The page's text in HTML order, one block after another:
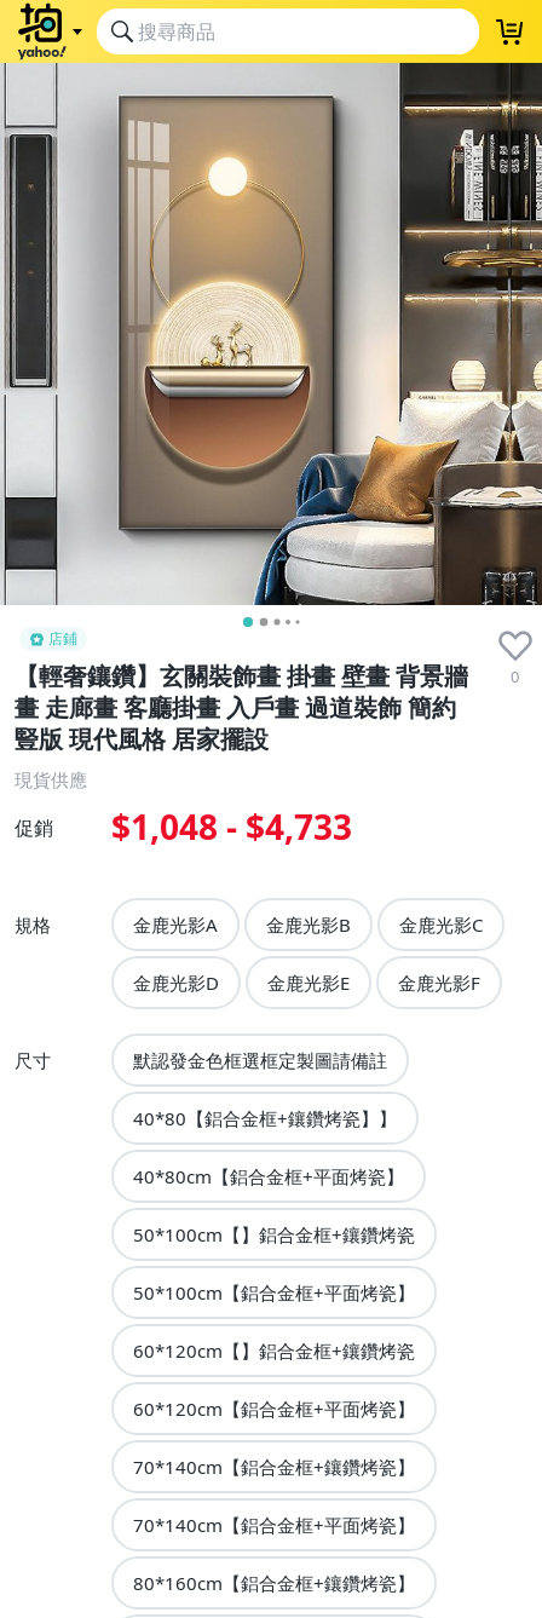
店鋪
【輕奢鑲鑽】玄關裝飾畫 掛畫 壁畫 背景牆
畫 走廊畫 客廳掛畫 入戶畫 過道裝飾 簡約
豎版 現代風格 居家擺設
0
現貨供應
促銷 $1,048 - $4,733
規格 金鹿光影A 金鹿光影B 金鹿光影C
金鹿光影D 金鹿光影E 金鹿光影F
尺寸 默認發金色框選框定製圖請備註
40*80【鋁合金框+鑲鑽烤瓷】】
40*80cm【鋁合金框+平面烤瓷】
50*100cm【】鋁合金框+鑲鑽烤瓷
50*100cm【鋁合金框+平面烤瓷】
60*120cm【】鋁合金框+鑲鑽烤瓷
60*120cm【鋁合金框+平面烤瓷】
70*140cm【鋁合金框+鑲鑽烤瓷】
70*140cm【鋁合金框+平面烤瓷】
80*160cm【鋁合金框+鑲鑽烤瓷】